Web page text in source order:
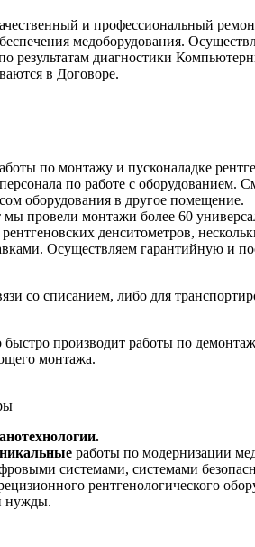
и профессиональный
медоборудования.
результатам диагностики
в Договоре.
по монтажу и пусконаладке
по работе с
оборудования в другое помещение.
мы провели монтажи более 60
денситометров,
Осуществляем гарантийную и
производит работы по
монтажа.
работы по модернизации
системами, системами
рентгенологического
нужды.